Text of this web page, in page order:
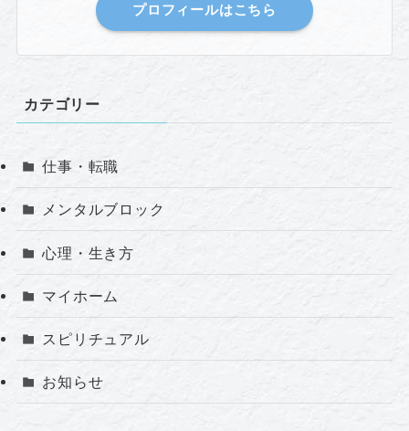
プロフィールはこちら
カテゴリー
仕事・転職
メンタルブロック
心理・生き方
マイホーム
スピリチュアル
お知らせ